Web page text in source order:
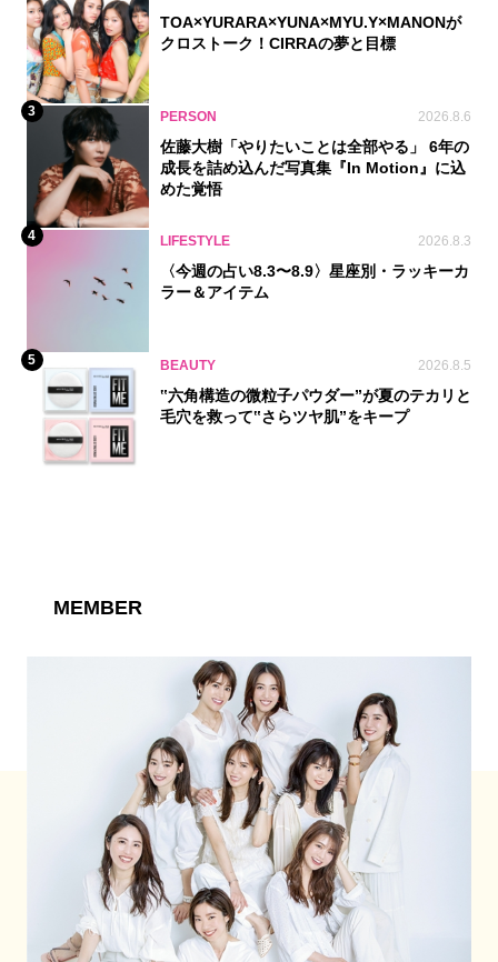
TOA×YURARA×YUNA×MYU.Y×MANONが
クロストーク！CIRRAの夢と目標
3 PERSON 2026.8.6
佐藤大樹「やりたいことは全部やる」 6年の
成長を詰め込んだ写真集『In Motion』に込
めた覚悟
4 LIFESTYLE 2026.8.3
〈今週の占い8.3〜8.9〉星座別・ラッキーカ
ラー＆アイテム
5 BEAUTY 2026.8.5
‟六角構造の微粒子パウダー”が夏のテカリと
毛穴を救って‟さらツヤ肌”をキープ
MEMBER